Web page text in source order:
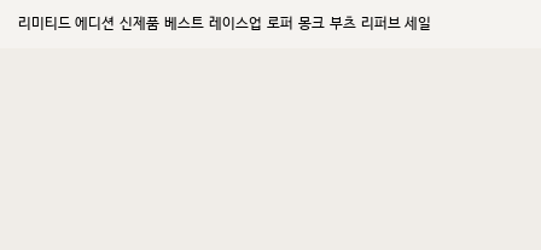
리미티드 에디션 신제품 베스트 레이스업 로퍼 몽크 부츠 리퍼브 세일